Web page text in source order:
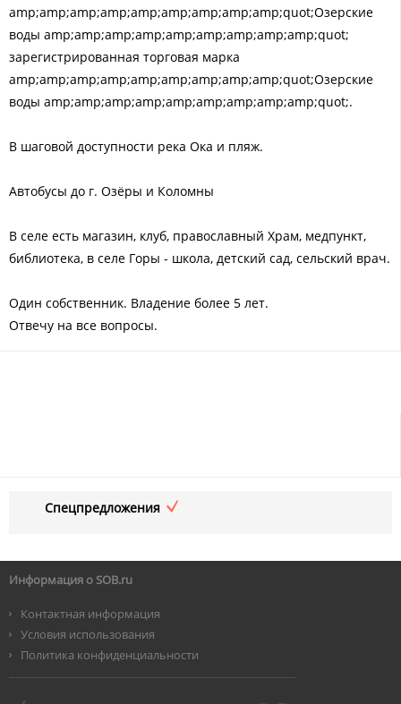
amp;amp;amp;amp;amp;amp;amp;amp;amp;quot;Озерские
воды amp;amp;amp;amp;amp;amp;amp;amp;amp;quot;
зарегистрированная торговая марка
amp;amp;amp;amp;amp;amp;amp;amp;amp;quot;Озерские
воды amp;amp;amp;amp;amp;amp;amp;amp;amp;quot;.
В шаговой доступности река Ока и пляж.
Автобусы до г. Озёры и Коломны
В селе есть магазин, клуб, православный Храм, медпункт,
библиотека, в селе Горы - школа, детский сад, сельский врач.
Один собственник. Владение более 5 лет.
Отвечу на все вопросы.
Спецпредложения
Информация о SOB.ru
Контактная информация
Условия использования
Политика конфиденциальности